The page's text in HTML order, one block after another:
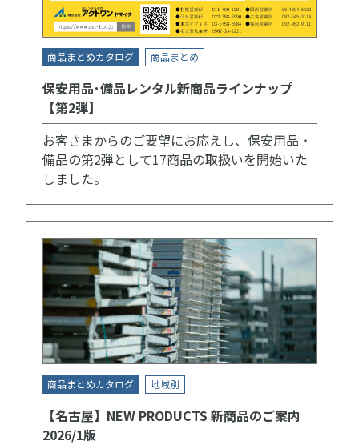
商品まとめカタログ 商品まとめ
保安用品･備品レンタル新商品ラインナップ
【第2弾】
お客さまからのご要望にお応えし、保安用品・
備品の第2弾として17商品の取扱いを開始いた
しました。
商品まとめカタログ 地域別
【名古屋】NEW PRODUCTS 新商品のご案内
2026/1版